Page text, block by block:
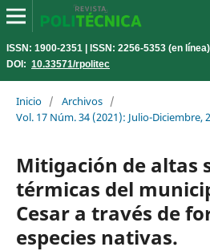
ISSN: 1900-2351 | ISSN: 2256-5353 (en línea)
DOI: 10.33571/rpolitec
Inicio / Archivos /
Vol. 17 Núm. 34 (2021): Julio-Diciembre,
Mitigación de altas
térmicas del
Cesar a través de
especies nativas.